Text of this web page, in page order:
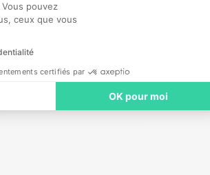
pouvez
ceux que vous
certifiés par
OK pour moi
CH, CHU, CHI
pas seulement à pourvoir